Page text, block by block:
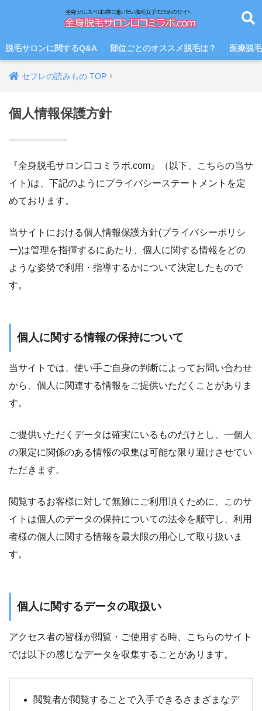
脱毛サロンに関するQ&A 部位ごとのオススメ脱毛は？ 医療脱
個人情報保護方針
『全身脱毛サロン口コミラボ.com』（以下、こちらの当サ
イト)は、下記のようにプライバシーステートメントを定
めております。
当サイトにおける個人情報保護方針(プライバシーポリシ
ー)は管理を指揮するにあたり、個人に関する情報をどの
ような姿勢で利用・指導するかについて決定したもので
す。
個人に関する情報の保持について
当サイトでは、使い手ご自身の判断によってお問い合わせ
から、個人に関連する情報をご提供いただくことがありま
す。
ご提供いただくデータは確実にいるものだけとし、一個人
の限定に関係のある情報の収集は可能な限り避けさせてい
ただきます。
閲覧するお客様に対して無難にご利用頂くために、このサ
イトは個人のデータの保持についての法令を順守し、利用
者様の個人に関する情報を最大限の用心して取り扱いま
す。
個人に関するデータの取扱い
アクセス者の皆様が閲覧・ご使用する時、こちらのサイト
では以下の感じなデータを収集することがあります。
閲覧者が閲覧することで入手できるさまざまなデ